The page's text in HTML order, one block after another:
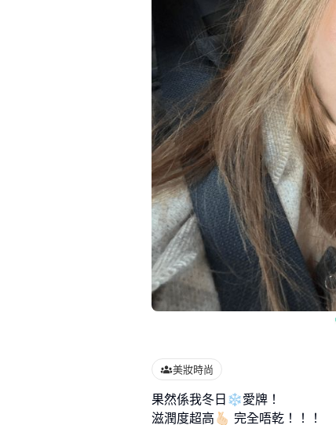
美妝時尚
果然係我冬日❄️愛牌！
滋潤度超高🫰🏻 完全唔乾！！！